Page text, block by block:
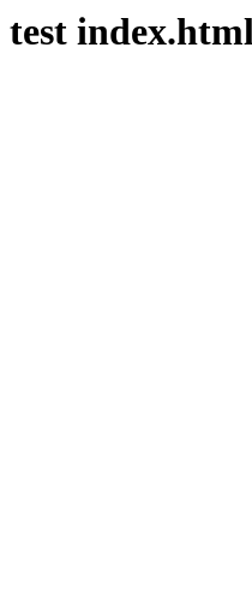
test index.html